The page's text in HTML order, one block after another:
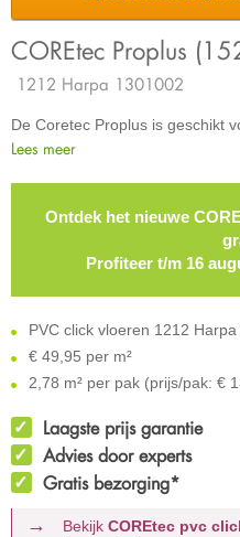
COREtec Proplus
1212 Harpa 1301002
De Coretec Proplus is geschikt
Lees meer
Ontdek het nieuwe
Profiteer t/m 16
PVC click vloeren 1212
€ 49,95 per m²
2,78 m² per pak (prijs/pak: €
Laagste prijs garantie
Advies door experts
Gratis bezorging*
Bekijk COREtec pvc